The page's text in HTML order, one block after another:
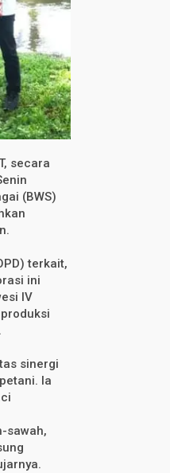
secara
(BWS)
terkait,
ini
IV
sinergi
Ia
sawah,